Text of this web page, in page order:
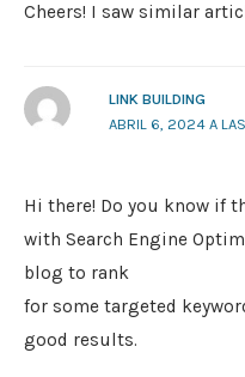
Cheers! I saw similar
LINK BUILDING
ABRIL 6, 2024 A LAS
Hi there! Do you know if
with Search Engine
blog to rank
for some targeted
good results.